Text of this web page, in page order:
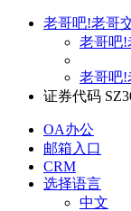
老哥吧!老哥
老哥吧!
老哥吧!
证券代码
OA办公
邮箱入口
CRM
选择语言
中文